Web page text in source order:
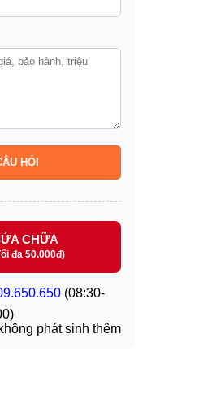
HỎI
CHỮA
đa 50.000đ)
(08:30-
phát sinh thêm